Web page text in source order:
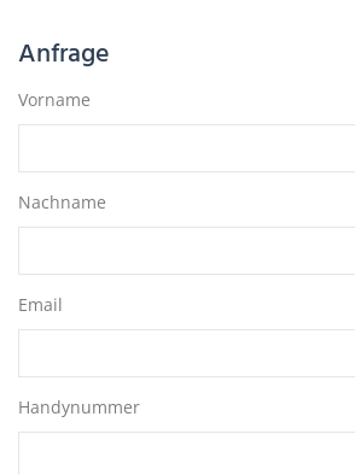
Anfrage
Vorname
Nachname
Email
Handynummer